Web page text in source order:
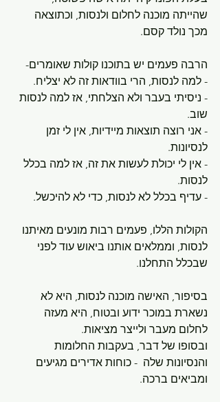
שהייתה מוכנה לחלום ולנסות, וכתוצאה
מכך נולד קסם.
הרבה פעמים יש בתוכנו קולות שאומרים-
- למה לנסות, הרי בוודאות זה לא יצליח.
- ניסיתי בעבר ולא הצלחתי, אז למה לנסות
שוב.
- אני רוצה תוצאות מיידיות, אין לי זמן
לנסיונות.
- אין לי יכולת לעשות את זה, אז למה בכלל
לנסות.
- עדיף בכלל לא לנסות, כדי לא להיכשל.
הקולות הללו, פעמים רבות מונעים מאיתנו
לנסות, וממלאים אותנו ביאוש עוד לפני
שבכלל התחלנו.
בסיפור, האישה מוכנה לנסות, היא לא
נשארת במוכר ידוע ובטוח, היא מעזה
לחלום מעבר ולייצר מציאות.
ובסופו של דבר, בעקבות החלומות
והנסיונות שלה  - כוחות אדירים מגיעים
ומביאים ברכה.